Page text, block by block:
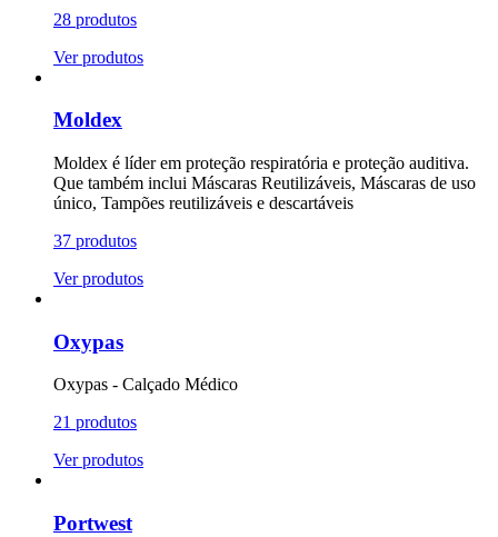
28 produtos
Ver produtos
Moldex
Moldex é líder em proteção respiratória e proteção auditiva.
Que também inclui Máscaras Reutilizáveis, Máscaras de uso
único, Tampões reutilizáveis e descartáveis
37 produtos
Ver produtos
Oxypas
Oxypas - Calçado Médico
21 produtos
Ver produtos
Portwest